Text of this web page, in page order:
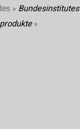
» Bundesinstitutes
«